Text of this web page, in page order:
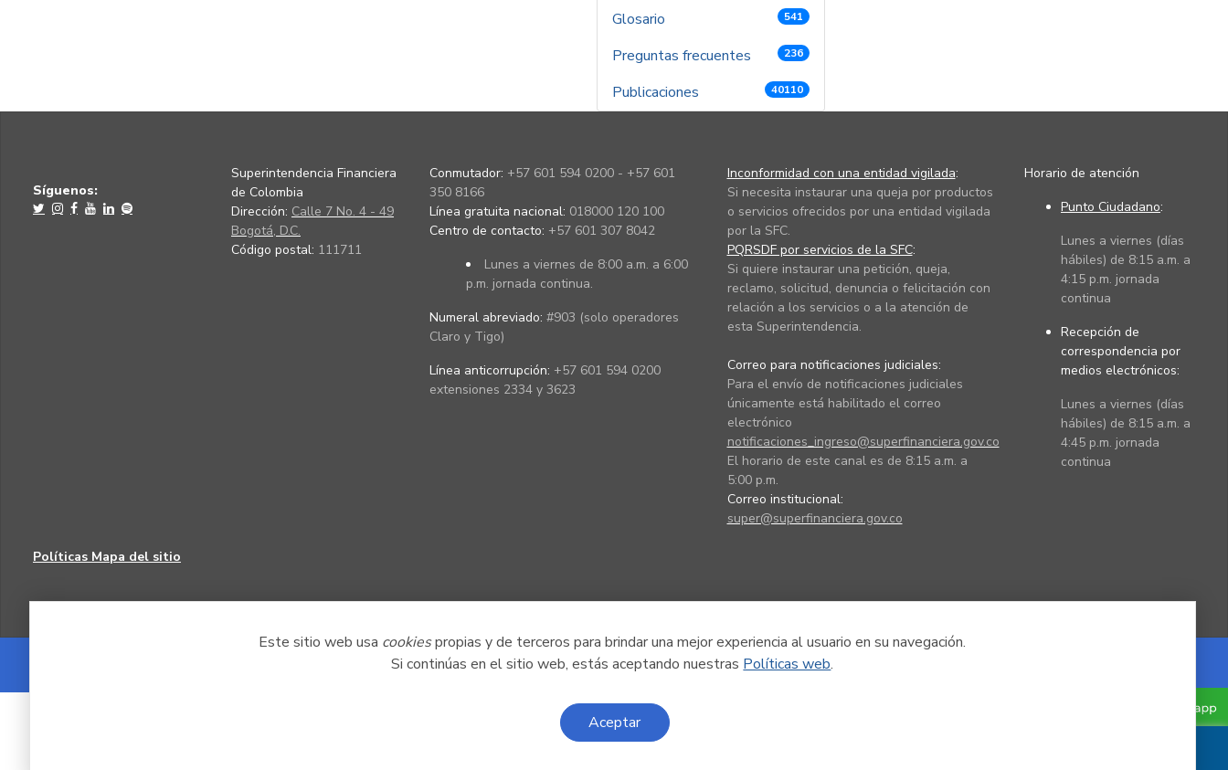
Este sitio web usa cookiespropias y de terceros para brindar una mejor experiencia al usuario en su navegación.
Si continúas en el sitio web, estás aceptando nuestras Políticas web.
Aceptar
Glosario 541
Preguntas frecuentes 236
Publicaciones 40110
Síguenos:
Superintendencia Financiera
de Colombia
Dirección: Calle 7 No. 4 - 49
Bogotá, D.C.
Código postal: 111711
Conmutador: +57 601 594 0200 - +57 601
350 8166
Línea gratuita nacional: 018000 120 100
Centro de contacto: +57 601 307 8042
Lunes a viernes de 8:00 a.m. a 6:00
p.m. jornada continua.
Numeral abreviado: #903 (solo operadores
Claro y Tigo)
Línea anticorrupción: +57 601 594 0200
extensiones 2334 y 3623
Inconformidad con una entidad vigilada:
Si necesita instaurar una queja por productos
o servicios ofrecidos por una entidad vigilada
por la SFC.
PQRSDF por servicios de la SFC:
Si quiere instaurar una petición, queja,
reclamo, solicitud, denuncia o felicitación con
relación a los servicios o a la atención de
esta Superintendencia.
Correo para notificaciones judiciales:
Para el envío de notificaciones judiciales
únicamente está habilitado el correo
electrónico
notificaciones_ingreso@superfinanciera.gov.co
El horario de este canal es de 8:15 a.m. a
5:00 p.m.
Correo institucional:
super@superfinanciera.gov.co
Horario de atención
Punto Ciudadano:
Lunes a viernes (días
hábiles) de 8:15 a.m. a
4:15 p.m. jornada
continua
Recepción de
correspondencia por
medios electrónicos:
Lunes a viernes (días
hábiles) de 8:15 a.m. a
4:45 p.m. jornada
continua
Políticas Mapa del sitio
Powered by Nexura